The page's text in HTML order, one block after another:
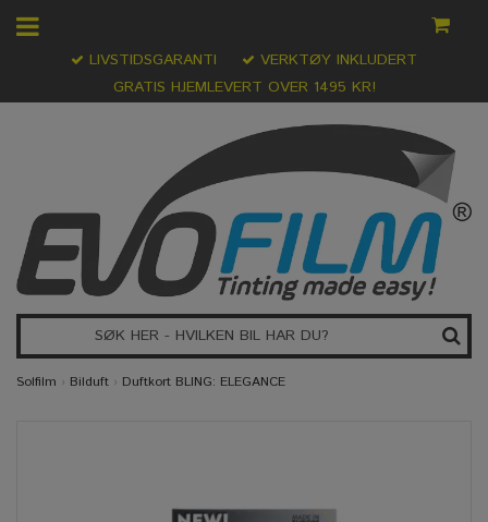
GRATIS HJEMLEVERT OVER 1495 KR!
LIVSTIDSGARANTI VERKTØY INKLUDERT
Solfilm › Bilduft › Duftkort BLING: ELEGANCE